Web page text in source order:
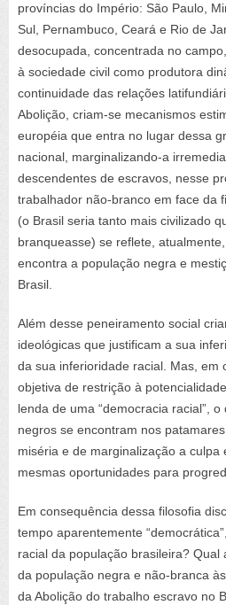
províncias do Império: São Paulo,
Sul, Pernambuco, Ceará e Rio de
desocupada, concentrada no
à sociedade civil como produtora
continuidade das relações
Abolição, criam-se mecanismos
européia que entra no lugar dessa
nacional, marginalizando-a
descendentes de escravos, nesse
trabalhador não-branco em face da
(o Brasil seria tanto mais civilizado
branqueasse) se reflete,
encontra a população negra e
Brasil.
Além desse peneiramento social
ideológicas que justificam a sua
da sua inferioridade racial. Mas, em
objetiva de restrição à
lenda de uma “democracia racial”,
negros se encontram nos
miséria e de marginalização a culpa
mesmas oportunidades para
Em consequência dessa filosofia
tempo aparentemente
racial da população brasileira? Qual
da população negra e não-branca
da Abolição do trabalho escravo no